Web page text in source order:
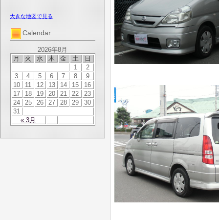
大きな地図で見る
Calendar
2026年8月
月
火 水 木 金 土 日
« 3月
1
2
3
4 5 6 7 8
9
10
11 12 13 14 15
16
17
18 19 20 21 22
23
24
25 26 27 28 29
30
31